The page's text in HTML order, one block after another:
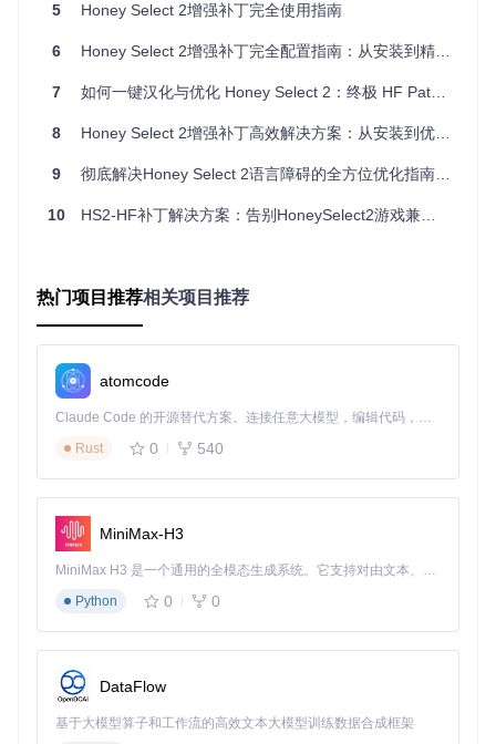
下载完成后，将整个 HS2-HF_Patch 文件夹复制到非系统盘
（如
D:\GameMods\ ），并创建压缩备份，以防操作失误。
击"下一步"，接受许可协议，系统会自动检测游戏路径。【注
录。
第3步：选择优化组件
□ 完整汉化包（解决界面文字显示问题）
□ 性能增强模块（提升游戏运行流畅度）
□ 字体渲染优化（解决中文显示异常）
第4步：执行安装过程
点击"安装"按钮后，耐心等待进度条完成。【注意】安装过程
中不要关闭窗口或进行其他操作，以免文件损坏。根据硬件配
置不同，此过程通常需要2-8分钟。
第5步：验证安装效果
安装完成后，勾选"运行Honey Select 2"选项并点击"完成"。首
次启动时会显示配置向导，暂时点击"取消"。观察游戏主界面
是否正常显示中文，菜单栏是否包含"HF补丁设置"选项，基本
入门配置方案（适合办公本/低配电脑）
5 Honey Select 2增强补丁完全使用指南
6 Honey Select 2增强补丁完全配置指南：从安装到精通的10个实用技巧
7 如何一键汉化与优化 Honey Select 2：终极 HF Patch 完整指南
8 Honey Select 2增强补丁高效解决方案：从安装到优化的全方位指南
9 彻底解决Honey Select 2语言障碍的全方位优化指南：从安装到精通的零障碍路径
10 HS2-HF补丁解决方案：告别HoneySelect2游戏兼容性困扰
热门项目推荐相关项目推荐
atomcode
Claude Code 的开源替代方案。连接任意大模型，编辑代码，运行命令，自动验证 — 全自动执行。用 Rust 构建，极致性能。 ｜ An open-source alternative to Claude Code. Connect any LLM, edit code, run commands, and verify changes — autonomously. Built in Rust for speed. Get Started
Rust
0 540
MiniMax-H3
MiniMax H3 是一个通用的全模态生成系统。它支持对由文本、图像、视频和音频组成的多模态上下文进行统一理解，并能生成分辨率高达 2K、时长可达 15 秒的带原生立体声音频的视频。得益于面向任务泛化的系统设计，H3 在预训练阶段就已具备广泛的多模态上下文理解与生成能力，能够出色地执行复杂的多模态指令。
Python
0 0
DataFlow
基于大模型算子和工作流的高效文本大模型训练数据合成框架